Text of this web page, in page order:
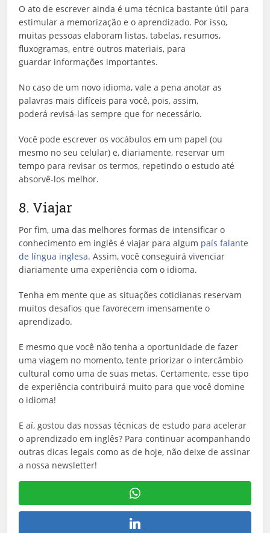
O ato de escrever ainda é uma técnica bastante útil para
estimular a memorização e o aprendizado. Por isso,
muitas pessoas elaboram listas, tabelas, resumos,
fluxogramas, entre outros materiais, para
guardar informações importantes.
No caso de um novo idioma, vale a pena anotar as
palavras mais difíceis para você, pois, assim,
poderá revisá-las sempre que for necessário.
Você pode escrever os vocábulos em um papel (ou
mesmo no seu celular) e, diariamente, reservar um
tempo para revisar os termos, repetindo o estudo até
absorvê-los melhor.
8. Viajar
Por fim, uma das melhores formas de intensificar o
conhecimento em inglês é viajar para algum país falante
de língua inglesa. Assim, você conseguirá vivenciar
diariamente uma experiência com o idioma.
Tenha em mente que as situações cotidianas reservam
muitos desafios que favorecem imensamente o
aprendizado.
E mesmo que você não tenha a oportunidade de fazer
uma viagem no momento, tente priorizar o intercâmbio
cultural como uma de suas metas. Certamente, esse tipo
de experiência contribuirá muito para que você domine
o idioma!
E aí, gostou das nossas técnicas de estudo para acelerar
o aprendizado em inglês? Para continuar acompanhando
outras dicas legais como as de hoje, não deixe de assinar
a nossa newsletter!